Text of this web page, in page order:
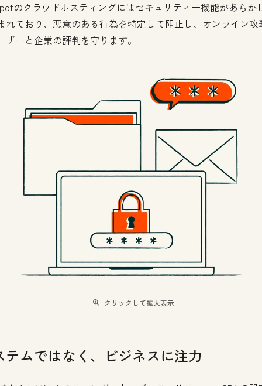
のクラウドホスティングにはセキュリティー機能があらか
れており、悪意のある行為を特定して阻止し、オンライン攻
ザーと企業の評判を守ります。
クリックして拡大表示
テムではなく、ビジネスに注力